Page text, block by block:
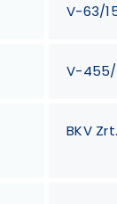
V-63/
V-455/
BKV